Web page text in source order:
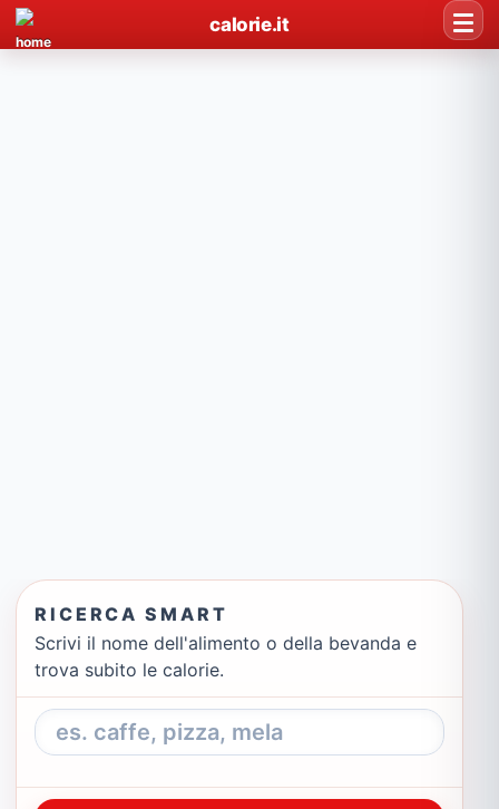
calorie.it
RICERCA SMART
Scrivi il nome dell'alimento o della bevanda e
trova subito le calorie.